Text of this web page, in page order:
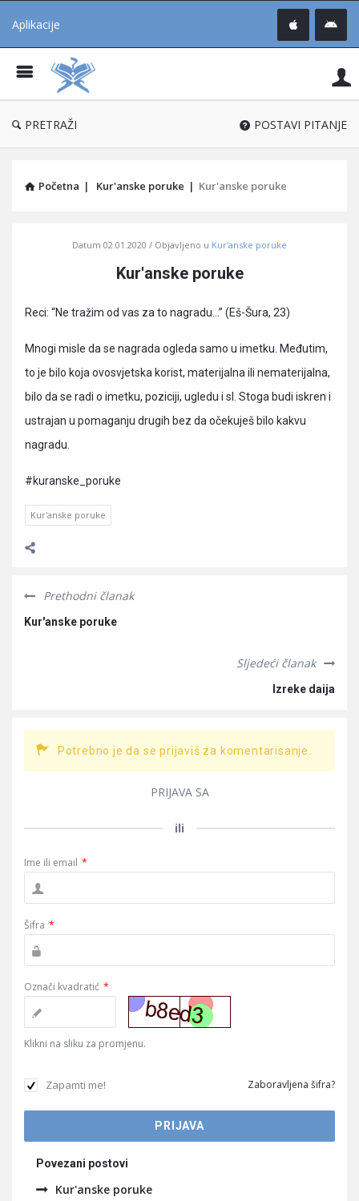
Aplikacije
®
PRETRAŽI POSTAVI PITANJE
Početna | Kur'anske poruke | Kur'anske poruke
Latest
Datum 02.01.2020 Objavljeno u Kur'anske poruke
Kur'anske poruke
Reci: “Ne tražim od vas za to nagradu…” (Eš-Šura, 23)
Mnogi misle da se nagrada ogleda samo u imetku. Međutim,
to je bilo koja ovosvjetska korist, materijalna ili nematerijalna,
bilo da se radi o imetku, poziciji, ugledu i sl. Stoga budi iskren i
ustrajan u pomaganju drugih bez da očekuješ bilo kakvu
nagradu.
#kuranske_poruke
Kur'anske poruke
Prethodni članak
Kur'anske poruke
Sljedeći članak
Izreke daija
Potrebno je da se prijaviš za komentarisanje.
PRIJAVA SA
ili
Ime ili email *
Šifra *
Označi kvadratić *
Klikni na sliku za promjenu.
Zapamti me! Zaboravljena šifra?
Povezani postovi
Kur'anske poruke